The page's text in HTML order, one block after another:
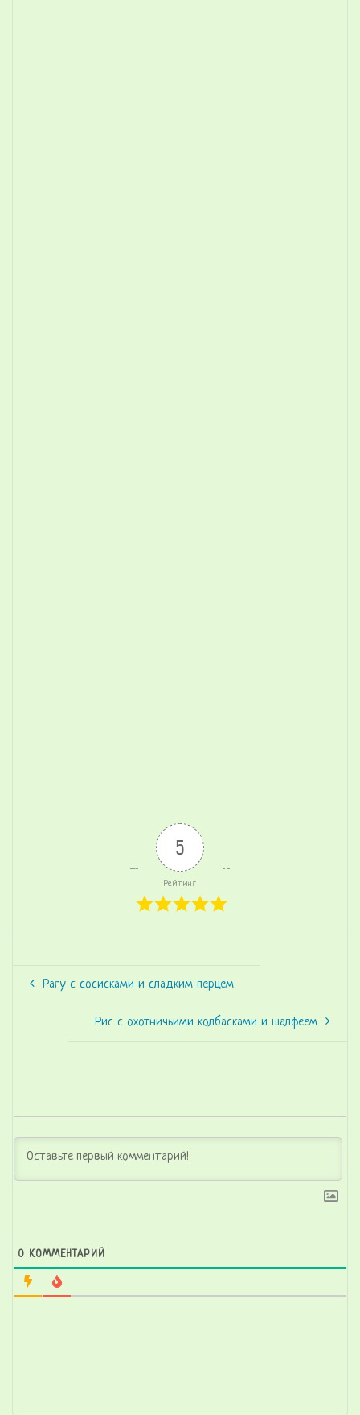
5
Рейтинг
Рагу с сосисками и сладким перцем
Рис с охотничьими колбасками и шалфеем
0 КОММЕНТАРИЙ